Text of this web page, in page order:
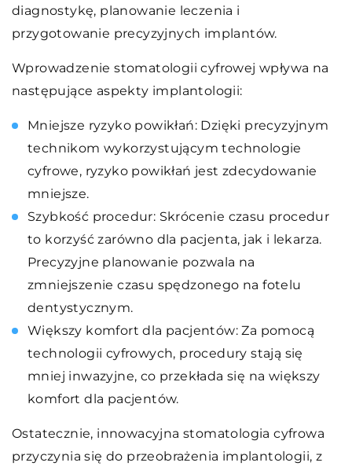
diagnostykę, planowanie leczenia i
przygotowanie precyzyjnych implantów.
Wprowadzenie stomatologii cyfrowej wpływa na
następujące aspekty implantologii:
Mniejsze ryzyko powikłań: Dzięki precyzyjnym
technikom wykorzystującym technologie
cyfrowe, ryzyko powikłań jest zdecydowanie
mniejsze.
Szybkość procedur: Skrócenie czasu procedur
to korzyść zarówno dla pacjenta, jak i lekarza.
Precyzyjne planowanie pozwala na
zmniejszenie czasu spędzonego na fotelu
dentystycznym.
Większy komfort dla pacjentów: Za pomocą
technologii cyfrowych, procedury stają się
mniej inwazyjne, co przekłada się na większy
komfort dla pacjentów.
Ostatecznie, innowacyjna stomatologia cyfrowa
przyczynia się do przeobrażenia implantologii, z